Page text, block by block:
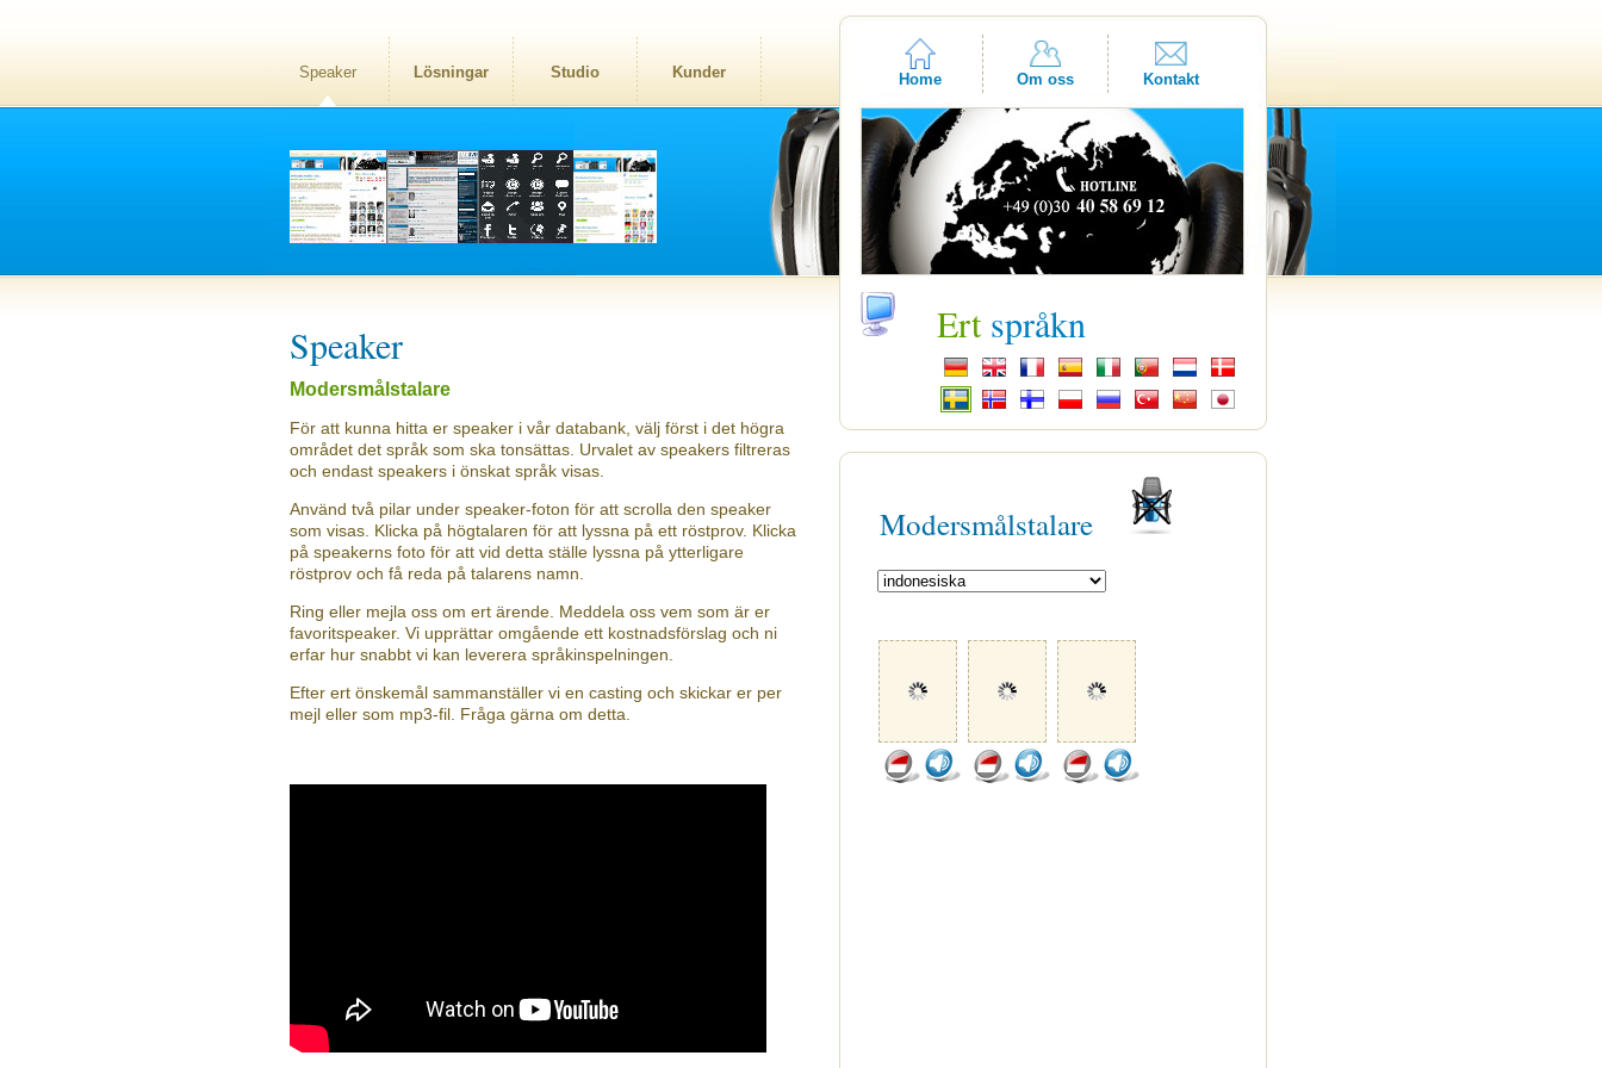
Speaker Lösningar Studio Kunder Home Om oss Kontakt
Speaker
Modersmålstalare
För att kunna hitta er speaker i vår databank, välj först i det högra
området det språk som ska tonsättas. Urvalet av speakers filtreras
och endast speakers i önskat språk visas.
Använd två pilar under speaker-foton för att scrolla den speaker
som visas. Klicka på högtalaren för att lyssna på ett röstprov. Klicka
på speakerns foto för att vid detta ställe lyssna på ytterligare
röstprov och få reda på talarens namn.
Ring eller mejla oss om ert ärende. Meddela oss vem som är er
favoritspeaker. Vi upprättar omgående ett kostnadsförslag och ni
erfar hur snabbt vi kan leverera språkinspelningen.
Efter ert önskemål sammanställer vi en casting och skickar er per
mejl eller som mp3-fil. Fråga gärna om detta.
Ert språkn
Modersmålstalare